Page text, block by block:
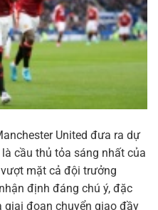
United đưa ra dự
cầu thủ tỏa sáng nhất của
mặt cả đội trưởng
định đáng chú ý, đặc
giai đoạn chuyển giao đầy